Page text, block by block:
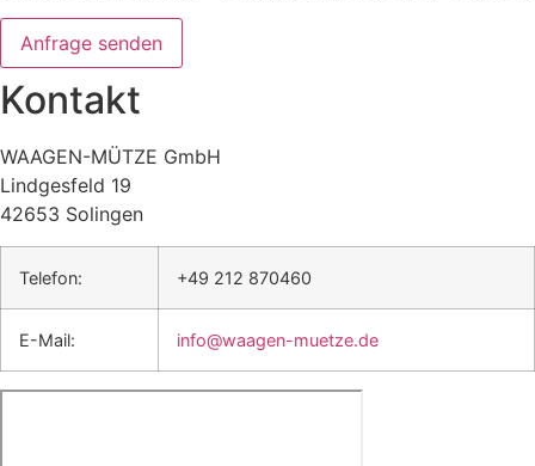
Anfrage senden
Kontakt
WAAGEN-MÜTZE GmbH
Lindgesfeld 19
42653 Solingen
Telefon: +49 212 870460
E-Mail: info@waagen-muetze.de